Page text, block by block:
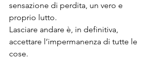
sensazione di perdita, un vero e
proprio lutto.
Lasciare andare è, in definitiva,
accettare l’impermanenza di tutte le
cose.